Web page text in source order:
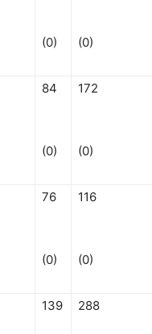
(0) (0)
84
(0)
172
(0)
76
(0)
116
(0)
139 288